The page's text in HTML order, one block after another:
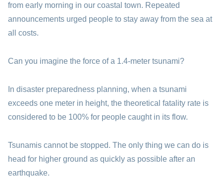
from early morning in our coastal town. Repeated
announcements urged people to stay away from the sea at
all costs.
Can you imagine the force of a 1.4-meter tsunami?
In disaster preparedness planning, when a tsunami
exceeds one meter in height, the theoretical fatality rate is
considered to be 100% for people caught in its flow.
Tsunamis cannot be stopped. The only thing we can do is
head for higher ground as quickly as possible after an
earthquake.